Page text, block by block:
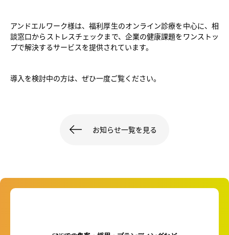
アンドエルワーク様は、福利厚生のオンライン診療を中心に、相
談窓口からストレスチェックまで、企業の健康課題をワンストッ
プで解決するサービスを提供されています。
導入を検討中の方は、ぜひ一度ご覧ください。
お知らせ一覧を見る